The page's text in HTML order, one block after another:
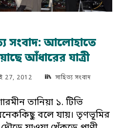
সংবাদ: আলোহাতে
আঁধারের যাত্রী
27, 2012 সাহিত্য সংবাদ
তানিয়া ১. টিভি
বলে যায়। তৃণভূমির